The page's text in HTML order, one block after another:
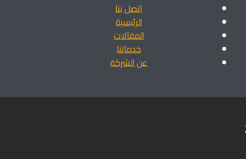
اتصل بنا
الرئيسية
المقالات
خدماتنا
عن الشركة